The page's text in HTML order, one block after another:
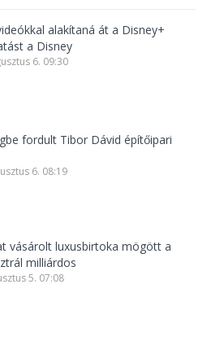
alakítaná át a Disney+
a Disney
6. 09:30
fordult Tibor Dávid építőipari
6. 08:19
vásárolt luxusbirtoka mögött a
milliárdos
5. 07:08